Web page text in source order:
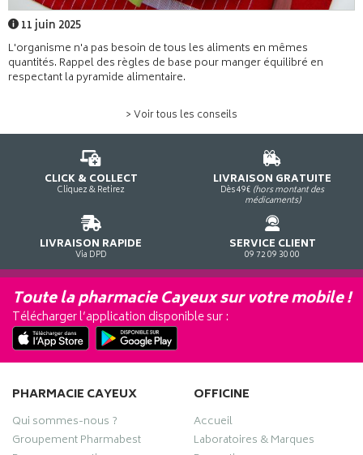
11 juin 2025
L'organisme n'a pas besoin de tous les aliments en mêmes
quantités. Rappel des règles de base pour manger équilibré en
respectant la pyramide alimentaire.
> Voir tous les conseils
CLICK & COLLECT
Cliquez & Retirez
LIVRAISON GRATUITE
Dès 49€ (hors montant des
médicaments)
LIVRAISON RAPIDE
Via DPD
SERVICE CLIENT
09 72 09 30 00
Toute la pharmacie Cayeux sur votre mobile !
Télécharger l’application disponible sur :
PHARMACIE CAYEUX
Qui sommes-nous ?
Groupement Pharmabest
OFFICINE
Accueil
Laboratoires & Marques